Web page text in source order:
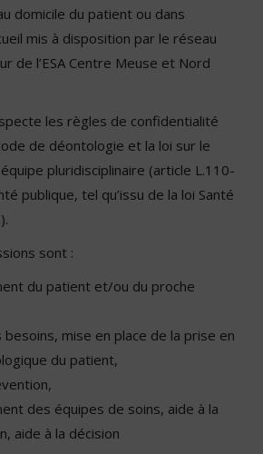
domicile du patient ou dans
mis à disposition par le réseau
de l’ESA Centre Meuse et Nord
les règles de confidentialité
de déontologie et la loi sur le
pluridisciplinaire (article L.110-
publique, tel qu’issu de la loi Santé
sont :
du patient et/ou du proche
besoins, mise en place de la prise en
du patient,
des équipes de soins, aide à la
aide à la décision